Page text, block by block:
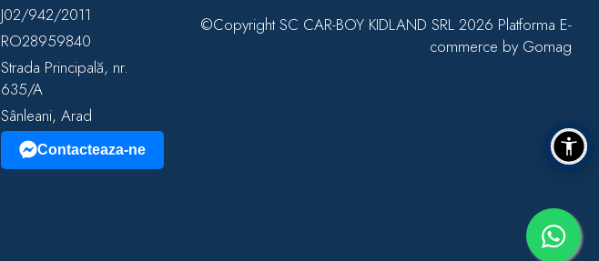
J02/942/2011
RO28959840
Strada Principală, nr.
635/A
Sânleani, Arad
Contacteaza-ne
©Copyright SC CAR-BOY KIDLAND SRL 2026 Platforma E-
commerce by Gomag